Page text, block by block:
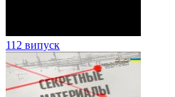
112 випуск